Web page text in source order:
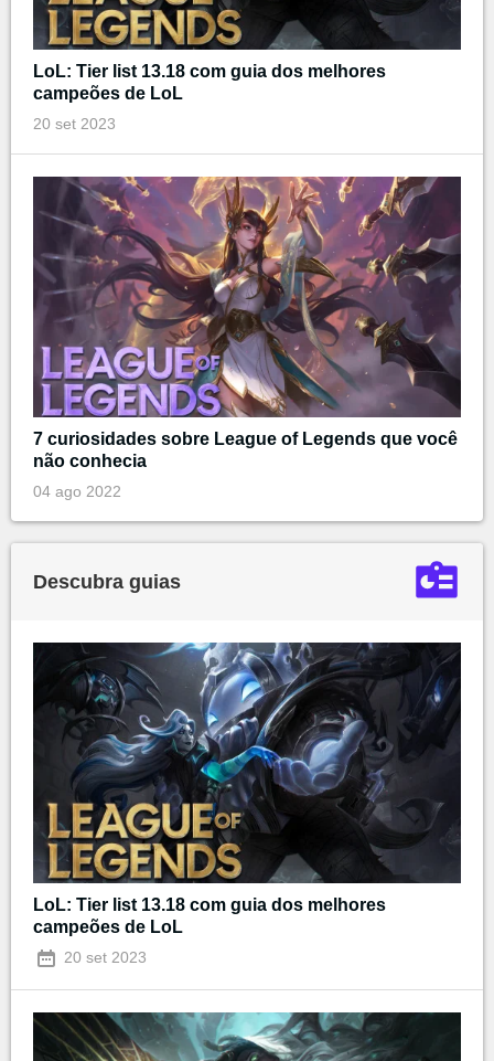
LoL: Tier list 13.18 com guia dos melhores
campeões de LoL
20 set 2023
7 curiosidades sobre League of Legends que você
não conhecia
04 ago 2022
Descubra guias
LoL: Tier list 13.18 com guia dos melhores
campeões de LoL
20 set 2023